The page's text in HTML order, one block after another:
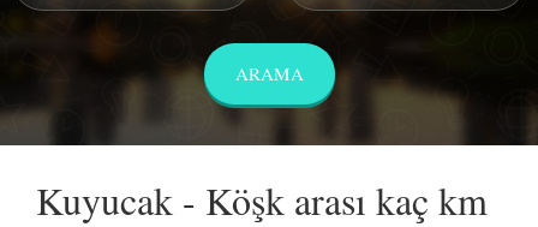
Kuyucak - Köşk arası kaç km